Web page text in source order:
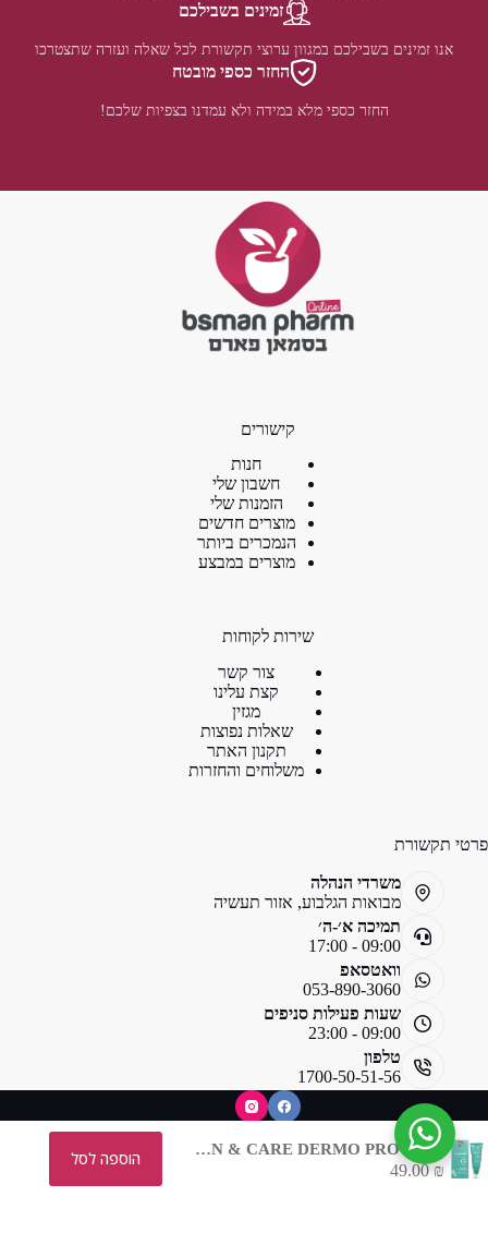
זמינים בשבילכם
אנו זמינים בשבילכם במגוון ערוצי תקשורת לכל שאלה ועזרה שתצטרכו
החזר כספי מובטח
החזר כספי מלא במידה ולא עמדנו בצפיות שלכם!
קישורים
חנות
חשבון שלי
הזמנות שלי
מוצרים חדשים
הנמכרים ביותר
מוצרים במבצע
שירות לקוחות
צור קשר
קצת עלינו
מגזין
שאלות נפוצות
תקנון האתר
משלוחים והחזרות
פרטי תקשורת
משרדי הנהלה
מבואות הגלבוע, אזור תעשיה
תמיכה א׳-ה׳
09:00 - 17:00
וואטסאפ
053-890-3060
שעות פעילות סניפים
09:00 - 23:00
טלפון
1700-50-51-56
כל הזכויות שמורות © - לבסמאן פארם 2026
SUN & CARE DERMO PROTECT קרם הגנה לפנים עם חומצה היאלרונית
49.00₪
הוספה לסל